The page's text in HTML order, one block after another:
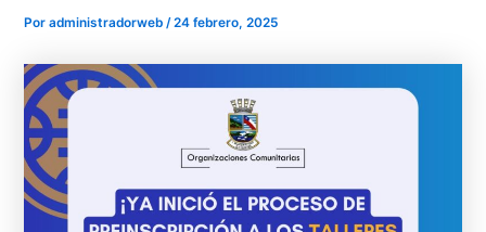
Poradministradorweb/24 febrero, 2025